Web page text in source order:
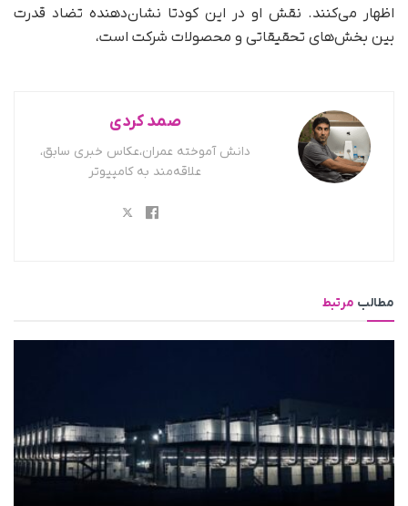
اظهار می‌کنند. نقش او در این کودتا نشان‌دهنده تضاد قدرت
بین بخش‌های تحقیقاتی و محصولات شرکت است،
صمد کردی
دانش آموخته عمران،عکاس خبری سابق،
علاقه‌مند به کامپیوتر
مطالب مرتبط